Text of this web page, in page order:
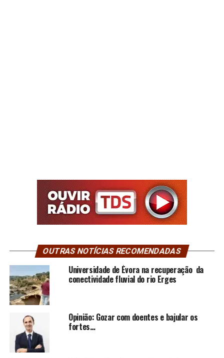
OUTRAS NOTÍCIAS RECOMENDADAS
Universidade de Évora na recuperação da
conectividade fluvial do rio Erges
Opinião: Gozar com doentes e bajular os
fortes…